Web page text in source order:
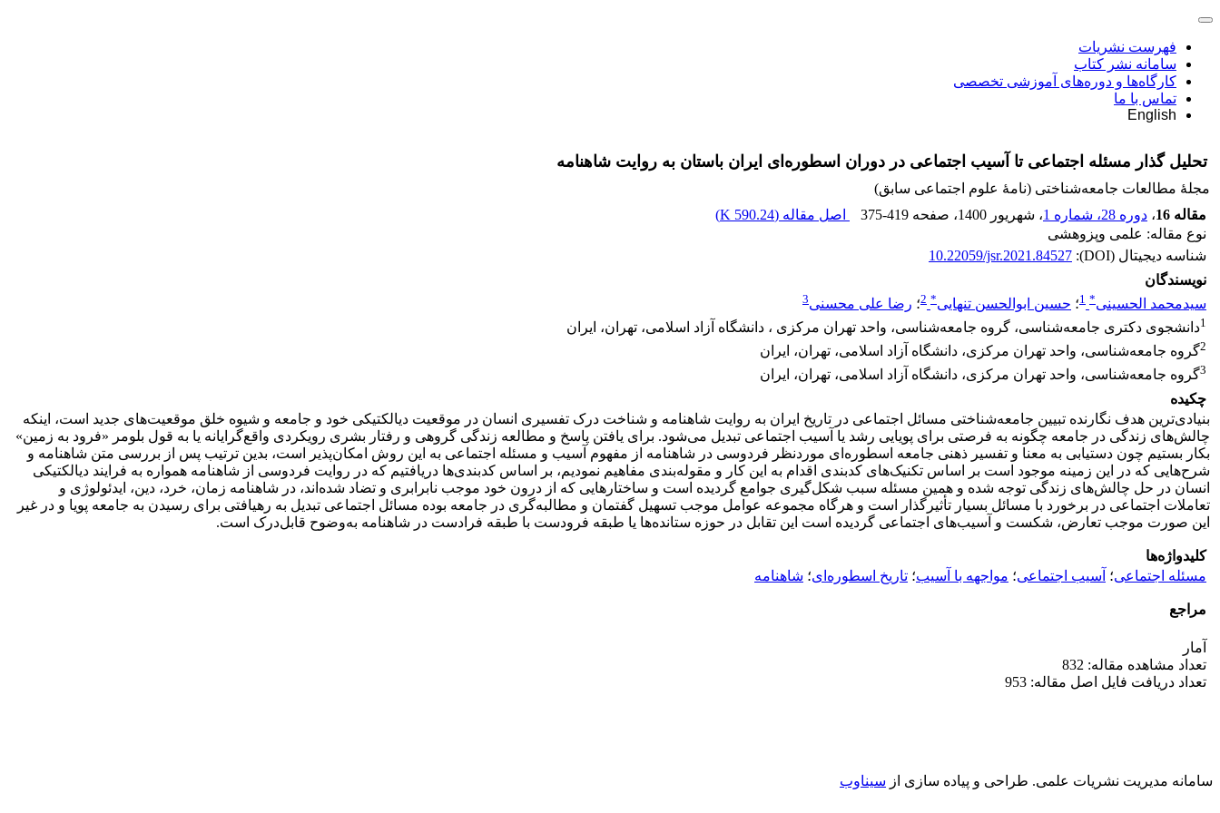
فهرست نشریات
سامانه نشر کتاب
کارگاه‌ها و دوره‌های آموزشی تخصصی
تماس با ما
English
تحلیل گذار مسئله اجتماعی تا آسیب اجتماعی در دوران اسطوره‌ای ایران باستان به روایت شاهنامه
مجلۀ مطالعات جامعه‌شناختی (نامۀ علوم اجتماعی سابق)
مقاله 16
، دوره 28، شماره 1 ، شهریور 1400 ، صفحه 375-419 اصل مقاله (590.24 K
)
نوع مقاله: علمی وپزوهشی
شناسه دیجیتال (DOI):
10.22059/jsr.2021.84527
نویسندگان
سیدمحمد الحسینی*
1؛ حسین ابوالحسن تنهایی*
2؛ رضا علی محسنی3
1دانشجوی دکتری ‌جامعه‌شناسی، گروه ‌جامعه‌شناسی، واحد تهران مرکزی ، دانشگاه آزاد اسلامی، تهران، ایران
2گروه ‌جامعه‌شناسی، واحد تهران مرکزی‌، دانشگاه آزاد اسلامی‌، تهران‌، ایران
3گروه جامعه‌شناسی، واحد تهران مرکزی‌، دانشگاه آزاد اسلامی‌، تهران‌، ایران
چکیده
بنیادی‌ترین هدف نگارنده تبیین ‌جامعه‌شناختی مسائل اجتماعی در تاریخ ایران به روایت شاهنامه و شناخت درک تفسیری انسان در موقعیت دیالکتیکی خود و جامعه و شیوه خلق موقعیت‌های جدید است، اینکه
چالش‌های زندگی در جامعه چگونه به فرصتی برای پویایی رشد یا آسیب اجتماعی تبدیل می‌شود. برای یافتن پاسخ و مطالعه زندگی گروهی و رفتار بشری رویکردی واقع‌گرایانه یا به قول بلومر «فرود به زمین»
بکار بستیم چون دستیابی به معنا و تفسیر ذهنی جامعه اسطوره‌ای موردنظر فردوسی در شاهنامه از مفهوم آسیب و مسئله اجتماعی به این روش امکان‌پذیر است، بدین ترتیب پس از بررسی متن شاهنامه و
شرح‌هایی که در این زمینه موجود است بر اساس تکنیک‌های کدبندی اقدام به این کار و مقوله‌بندی مفاهیم نمودیم، بر اساس کدبندی‌ها دریافتیم که در روایت فردوسی از شاهنامه همواره به فرایند دیالکتیکی
انسان در حل چالش‌های زندگی توجه شده و همین مسئله سبب شکل‌گیری جوامع گردیده است و ساختارهایی که از درون خود موجب نابرابری و تضاد شده‌‌اند، در شاهنامه زمان، خرد، دین، ایدئولوژی و
تعاملات اجتماعی در برخورد با مسائل بسیار تأثیرگذار است و هرگاه مجموعه عوامل موجب تسهیل گفتمان و مطالبه‌گری در جامعه بوده مسائل اجتماعی تبدیل به رهیافتی برای رسیدن به جامعه پویا و در غیر
این صورت موجب تعارض، شکست و آسیب‌های اجتماعی گردیده است این تقابل در حوزه ستانده‌ها یا طبقه فرودست با طبقه فرادست در شاهنامه به‌وضوح قابل‌درک است.
کلیدواژه‌ها
مسئله اجتماعی؛ آسیب اجتماعی؛ مواجهه با آسیب؛ تاریخ اسطوره‌ای؛ شاهنامه
مراجع
آمار
تعداد مشاهده مقاله: 832
تعداد دریافت فایل اصل مقاله: 953
سامانه مدیریت نشریات علمی. طراحی و پیاده سازی از سیناوب